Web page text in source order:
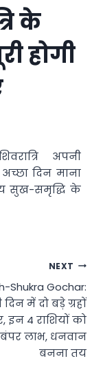
के
होगी
अपनी
दिन माना
सुख-समृद्धि के
NEXT
Shukra Gochar:
में दो बड़े ग्रहों
इन 4 राशियों को
लाभ, धनवान
बनना तय